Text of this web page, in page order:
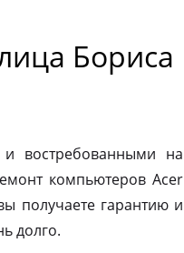
Бориса
востребованными на
компьютеров Acer
получаете гарантию и
долго.